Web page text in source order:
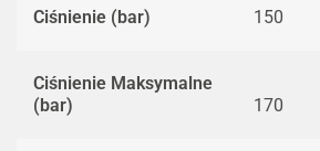
Ciśnienie (bar) 150
Ciśnienie Maksymalne
(bar)
170